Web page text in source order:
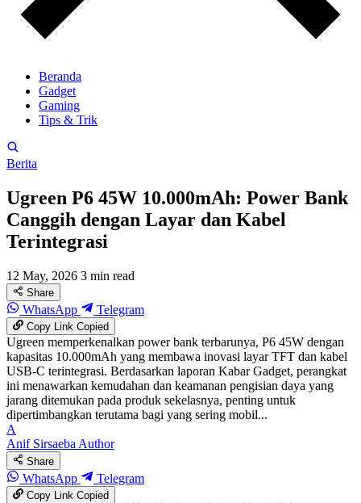
Beranda
Gadget
Gaming
Tips & Trik
Berita
Ugreen P6 45W 10.000mAh: Power Bank
Canggih dengan Layar dan Kabel
Terintegrasi
12 May, 2026 3 min read
Share
WhatsApp Telegram
Copy LinkCopied
Ugreen memperkenalkan power bank terbarunya, P6 45W dengan
kapasitas 10.000mAh yang membawa inovasi layar TFT dan kabel
USB-C terintegrasi. Berdasarkan laporan Kabar Gadget, perangkat
ini menawarkan kemudahan dan keamanan pengisian daya yang
jarang ditemukan pada produk sekelasnya, penting untuk
dipertimbangkan terutama bagi yang sering mobil...
A
Anif SirsaebaAuthor
Share
WhatsApp Telegram
Copy LinkCopied